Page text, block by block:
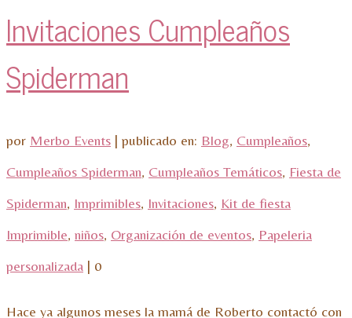
Invitaciones Cumpleaños
Spiderman
por Merbo Events | publicado en: Blog, Cumpleaños,
Cumpleaños Spiderman, Cumpleaños Temáticos, Fiesta de
Spiderman, Imprimibles, Invitaciones, Kit de fiesta
Imprimible, niños, Organización de eventos, Papeleria
personalizada | 0
Hace ya algunos meses la mamá de Roberto contactó con